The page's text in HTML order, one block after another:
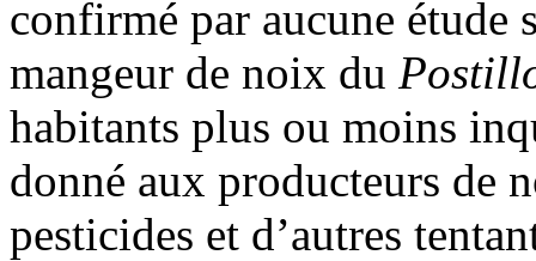
confirmé par aucune
mangeur de noix du
habitants plus ou moins
donné aux producteurs de
pesticides et d’autres